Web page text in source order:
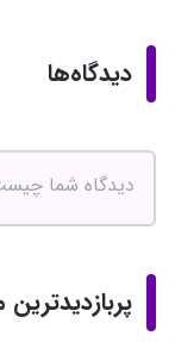
دیدگاه‌ها
پربازدیدترین